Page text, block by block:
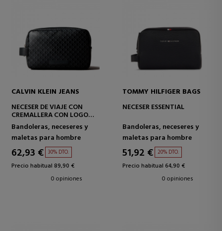
CALVIN KLEIN JEANS
NECESER DE VIAJE CON
CREMALLERA CON LOGO
MONOGRAMA EN TODO EL
ARTÍCULO
Bandoleras, neceseres y
maletas para hombre
62,93 € 30% DTO.
Precio habitual 89,90 €
0 opiniones
TOMMY HILFIGER BAGS
NECESER ESSENTIAL
Bandoleras, neceseres y
maletas para hombre
51,92 € 20% DTO.
Precio habitual 64,90 €
0 opiniones